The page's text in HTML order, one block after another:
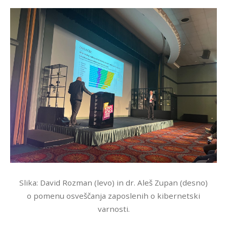
Slika: David Rozman (levo) in dr. Aleš Zupan (desno)
o pomenu osveščanja zaposlenih o kibernetski
varnosti.